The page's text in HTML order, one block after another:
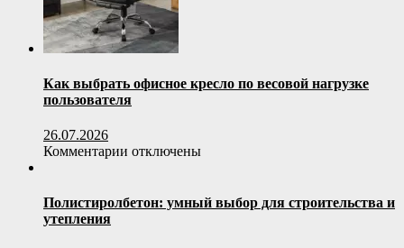
подход
к
отопительному
оборудованию
Как выбрать офисное кресло по весовой нагрузке
пользователя
26.07.2026
Комментарии к
выбрать
офисное
отключены
Полистиролбетон: умный выбор для строительства и
утепления